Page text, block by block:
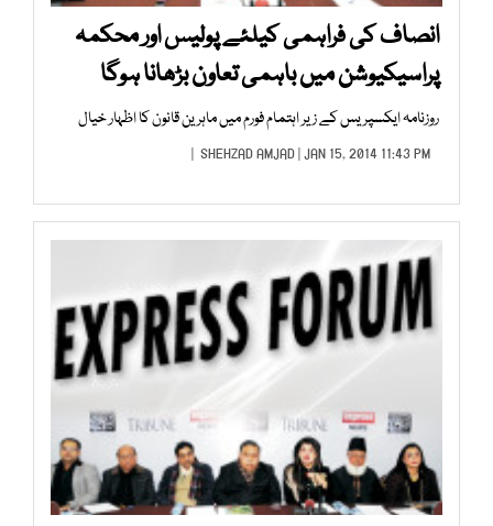
انصاف کی فراہمی کیلئے پولیس اور محکمہ
پراسیکیوشن میں باہمی تعاون بڑھانا ہوگا
روزنامہ ایکسپریس کے زیر اہتمام فورم میں ماہرین قانون کا اظہار خیال
SHEHZAD AMJAD| JAN 15, 2014 11:43 PM |